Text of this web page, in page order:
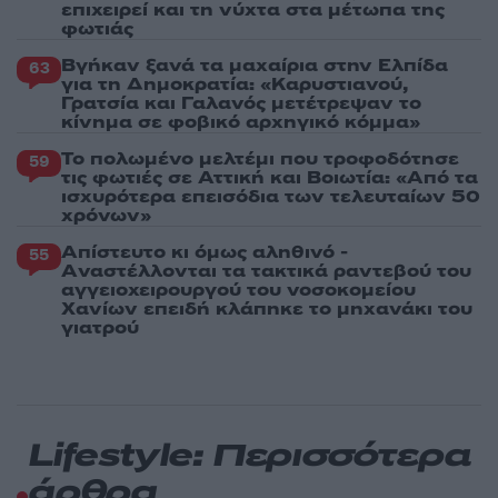
επιχειρεί και τη νύχτα στα μέτωπα της
φωτιάς
63 Βγήκαν ξανά τα μαχαίρια στην Ελπίδα
για τη Δημοκρατία: «Καρυστιανού,
Γρατσία και Γαλανός μετέτρεψαν το
κίνημα σε φοβικό αρχηγικό κόμμα»
59 Το πολωμένο μελτέμι που τροφοδότησε
τις φωτιές σε Αττική και Βοιωτία: «Από τα
ισχυρότερα επεισόδια των τελευταίων 50
χρόνων»
55 Απίστευτο κι όμως αληθινό -
Aναστέλλονται τα τακτικά ραντεβού του
αγγειοχειρουργού του νοσοκομείου
Χανίων επειδή κλάπηκε το μηχανάκι του
γιατρού
Lifestyle: Περισσότερα